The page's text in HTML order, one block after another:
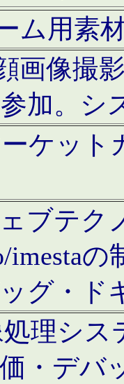
ム用素
画像撮
加。シ
ケット
ブテク
imesta
グ・ド
理シ
・デバ